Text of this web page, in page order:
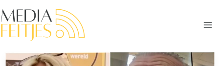
naar
de